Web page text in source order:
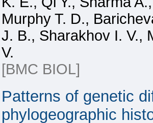
Murphy T. D.,
J. B., Sharakhov I. V.,
V.
[BMC BIOL]
Patterns of genetic
phylogeographic